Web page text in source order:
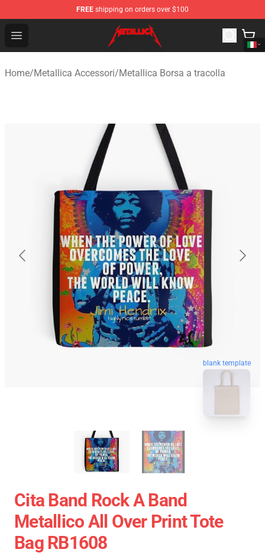
FREE shipping on orders over $100
Open menu
Metallica Store - Official Metallica Merchandise Shop
Home/Metallica Accessori/Metallica Borsa a tracolla
blank template
Cita Band Rock A Band
Metallico All Over Print Tote
Bag RB1608